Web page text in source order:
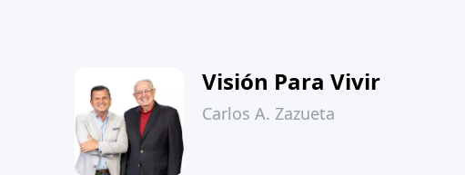
Visión Para Vivir
Carlos A. Zazueta